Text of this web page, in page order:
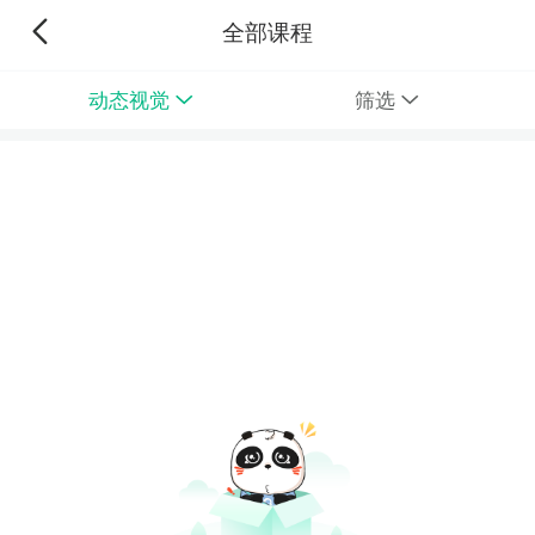
全部课程
动态视觉 筛选